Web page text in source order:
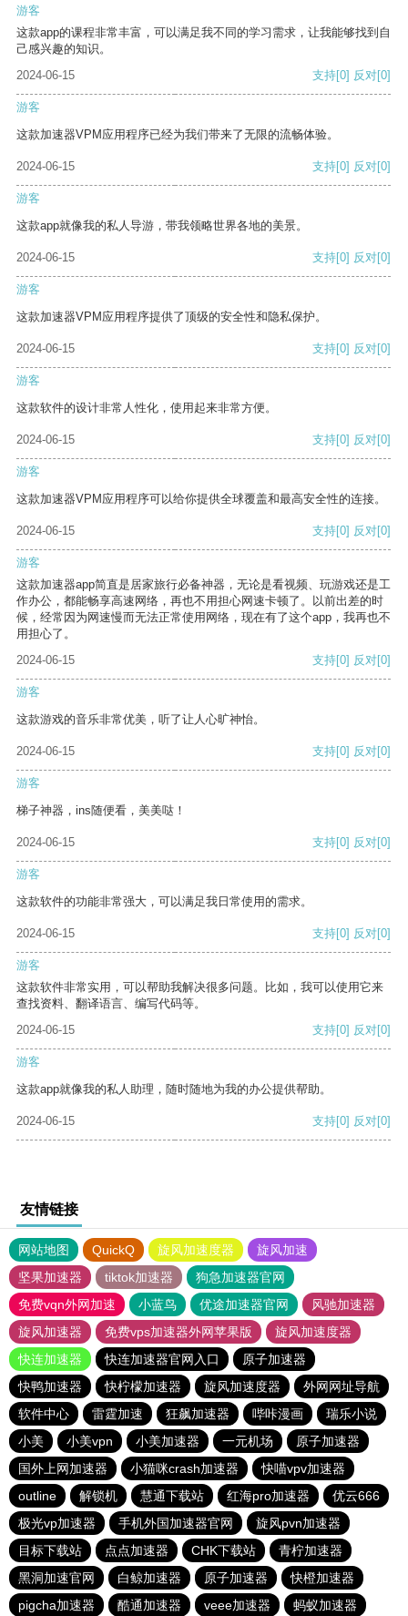
游客
这款app的课程非常丰富，可以满足我不同的学习需求，让我能够找到自
己感兴趣的知识。
2024-06-15
支持[0] 反对[0]
游客
这款加速器VPM应用程序已经为我们带来了无限的流畅体验。
2024-06-15 支持[0] 反对[0]
游客
这款app就像我的私人导游，带我领略世界各地的美景。
2024-06-15 支持[0] 反对[0]
游客
这款加速器VPM应用程序提供了顶级的安全性和隐私保护。
2024-06-15 支持[0] 反对[0]
游客
这款软件的设计非常人性化，使用起来非常方便。
2024-06-15 支持[0] 反对[0]
游客
这款加速器VPM应用程序可以给你提供全球覆盖和最高安全性的连接。
2024-06-15 支持[0] 反对[0]
游客
这款加速器app简直是居家旅行必备神器，无论是看视频、玩游戏还是工
作办公，都能畅享高速网络，再也不用担心网速卡顿了。以前出差的时
候，经常因为网速慢而无法正常使用网络，现在有了这个app，我再也不
用担心了。
2024-06-15
支持[0] 反对[0]
游客
这款游戏的音乐非常优美，听了让人心旷神怡。
2024-06-15 支持[0] 反对[0]
游客
梯子神器，ins随便看，美美哒！
2024-06-15 支持[0] 反对[0]
游客
这款软件的功能非常强大，可以满足我日常使用的需求。
2024-06-15 支持[0] 反对[0]
游客
这款软件非常实用，可以帮助我解决很多问题。比如，我可以使用它来
查找资料、翻译语言、编写代码等。
2024-06-15
支持[0] 反对[0]
游客
这款app就像我的私人助理，随时随地为我的办公提供帮助。
2024-06-15 支持[0] 反对[0]
友情链接
网站地图 QuickQ 旋风加速度器
旋风加速
坚果加速器
tiktok加速器
狗急加速器官网
免费vqn外网加速
小蓝鸟 优途加速器官网
风驰加速器
旋风加速器
免费vps加速器外网苹果版
旋风加速度器
快连加速器
快连加速器官网入口
原子加速器
快鸭加速器
快柠檬加速器 旋风加速度器
外网网址导航
软件中心
雷霆加速 狂飙加速器 哔咔漫画
瑞乐小说
小美
小美vpn 小美加速器 一元机场
原子加速器
国外上网加速器
小猫咪crash加速器
快喵vpv加速器
outline
解锁机 慧通下载站 红海pro加速器
优云666
极光vp加速器
手机外国加速器官网
旋风pvn加速器
目标下载站
点点加速器 CHK下载站
青柠加速器
黑洞加速官网
白鲸加速器 原子加速器
快橙加速器
pigcha加速器
酷通加速器 veee加速器 蚂蚁加速器